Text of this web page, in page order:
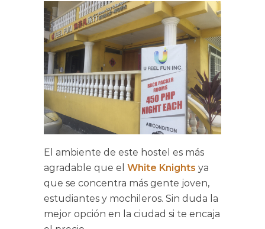
El ambiente de este hostel es más
agradable que el White Knights ya
que se concentra más gente joven,
estudiantes y mochileros. Sin duda la
mejor opción en la ciudad si te encaja